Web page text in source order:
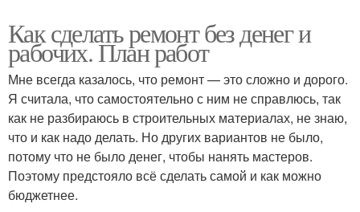
Как сделать ремонт без денег и
рабочих. План работ
Мне всегда казалось, что ремонт — это сложно и дорого.
Я считала, что самостоятельно с ним не справлюсь, так
как не разбираюсь в строительных материалах, не знаю,
что и как надо делать. Но других вариантов не было,
потому что не было денег, чтобы нанять мастеров.
Поэтому предстояло всё сделать самой и как можно
бюджетнее.